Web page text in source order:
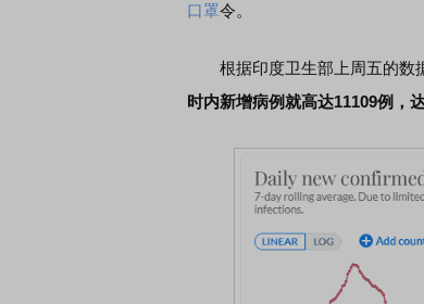
口罩令。
根据印度卫生部上周五的数据
时内新增病例就高达11109例，
连线｜东方财富证券陈果：A股再平衡的
债券知识通识：